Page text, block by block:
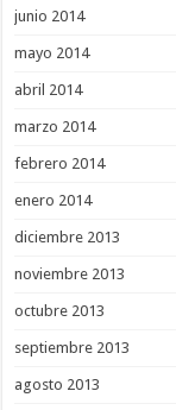
junio 2014
mayo 2014
abril 2014
marzo 2014
febrero 2014
enero 2014
diciembre 2013
noviembre 2013
octubre 2013
septiembre 2013
agosto 2013